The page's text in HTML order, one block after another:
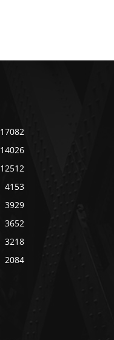
17082
14026
12512
4153
3929
3652
3218
2084